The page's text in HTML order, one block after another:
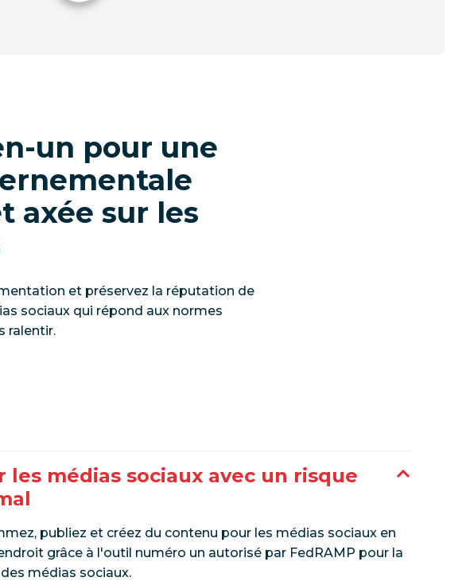
un pour une
axée sur les
et préservez la réputation de
sociaux qui répond aux normes
ralentir.
les médias sociaux avec un risque
publiez et créez du contenu pour les médias sociaux en
grâce à l'outil numéro un autorisé par FedRAMP pour la
médias sociaux.